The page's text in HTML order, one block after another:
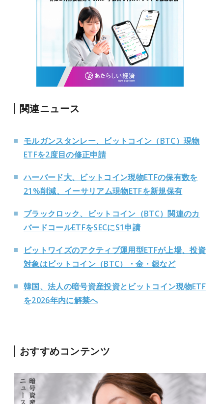
関連ニュース
モルガンスタンレー、ビットコイン（BTC）現物
ETFを2度目の修正申請
ハーバード大、ビットコイン現物ETFの保有数を
21%削減、イーサリアム現物ETFを新規保有
ブラックロック、ビットコイン（BTC）関連のカ
バードコールETFをSECにS1申請
ビットワイズのアクティブ運用型ETFが上場、投資
対象はビットコイン（BTC）・金・銀など
韓国、法人の暗号資産投資とビットコイン現物ETF
を2026年内に解禁へ
おすすめコンテンツ